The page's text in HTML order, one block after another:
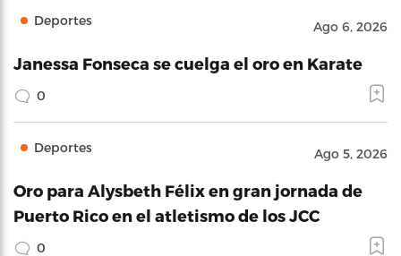
Deportes Ago 6, 2026
Janessa Fonseca se cuelga el oro en Karate
0
Deportes Ago 5, 2026
Oro para Alysbeth Félix en gran jornada de
Puerto Rico en el atletismo de los JCC
0